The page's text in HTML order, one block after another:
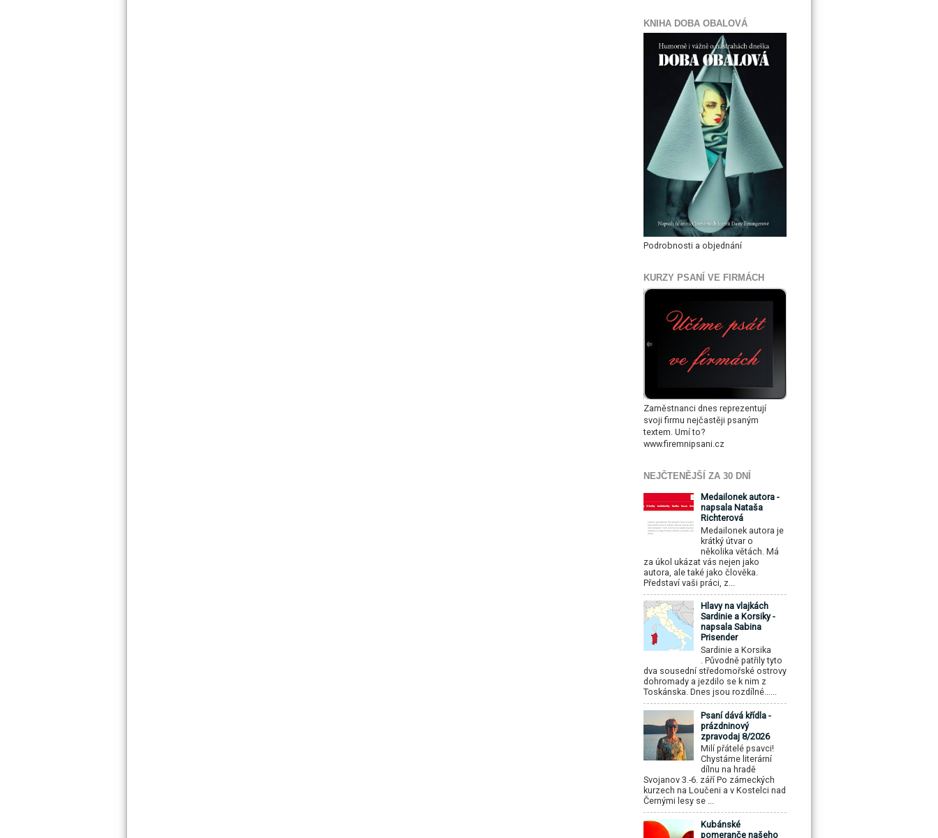
KNIHA DOBA OBALOVÁ
Podrobnosti a objednání
KURZY PSANÍ VE FIRMÁCH
Zaměstnanci dnes reprezentují
svoji firmu nejčastěji psaným
textem. Umí to?
www.firemnipsani.cz
NEJČTENĚJŠÍ ZA 30 DNÍ
Medailonek autora -
napsala Nataša
Richterová
Medailonek autora je
krátký útvar o
několika větách. Má
za úkol ukázat vás nejen jako
autora, ale také jako člověka.
Představí vaši práci, z...
Hlavy na vlajkách
Sardinie a Korsiky -
napsala Sabina
Prisender
Sardinie a Korsika
. Původně patřily tyto
dva sousední středomořské ostrovy
dohromady a jezdilo se k nim z
Toskánska. Dnes jsou rozdílné......
Psaní dává křídla -
prázdninový
zpravodaj 8/2026
Milí přátelé psavci!
Chystáme literární
dílnu na hradě
Svojanov 3.-6. září Po zámeckých
kurzech na Loučeni a v Kostelci nad
Černými lesy se ...
Kubánské
pomeranče našeho